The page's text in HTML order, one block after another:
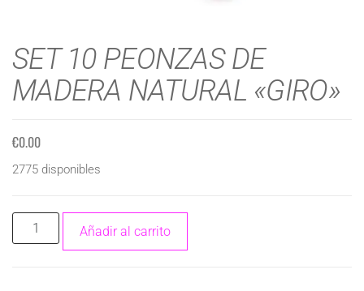
SET 10 PEONZAS DE
MADERA NATURAL «GIRO»
€0.00
2775 disponibles
Añadir al carrito